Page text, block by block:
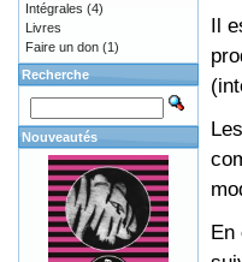
Il
Les
En
Intégrales (4)
Livres
Faire un don (1)
Recherche
Nouveautés